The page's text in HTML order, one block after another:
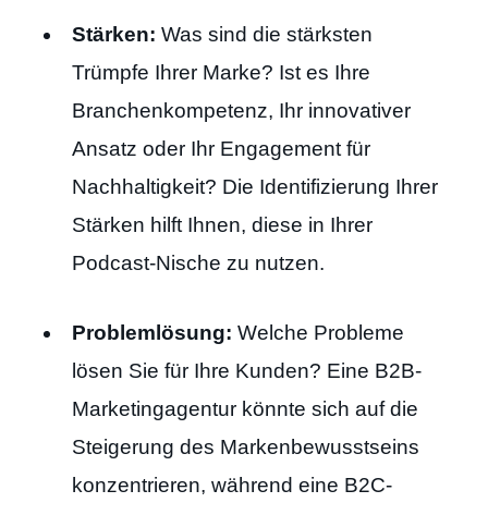
Stärken: Was sind die stärksten
Trümpfe Ihrer Marke? Ist es Ihre
Branchenkompetenz, Ihr innovativer
Ansatz oder Ihr Engagement für
Nachhaltigkeit? Die Identifizierung Ihrer
Stärken hilft Ihnen, diese in Ihrer
Podcast-Nische zu nutzen.
Problemlösung: Welche Probleme
lösen Sie für Ihre Kunden? Eine B2B-
Marketingagentur könnte sich auf die
Steigerung des Markenbewusstseins
konzentrieren, während eine B2C-